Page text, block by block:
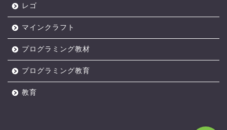
レゴ
マインクラフト
プログラミング教材
プログラミング教育
教育
無料体験レッスン